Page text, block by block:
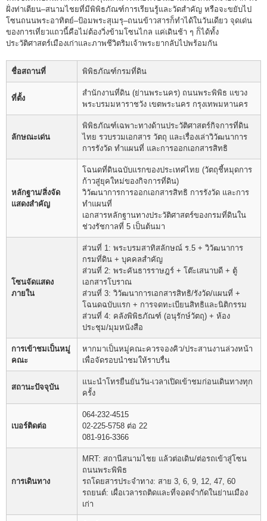
ฝั่งท่าเตียน–สนามไชยที่มีพิพิธภัณฑ์การเรียนรู้และวัดสำคัญ หรือจะขยับไป
โซนถนนพระอาทิตย์–ป้อมพระสุเมรุ–ถนนข้าวสารก็ทำได้ในวันเดียว จุดเด่น
ของการเที่ยวแถวนี้คือไม่ต้องวิ่งข้ามโซนไกล แค่เดินช้า ๆ ก็ได้ทั้ง
ประวัติศาสตร์เมืองเก่าและภาพชีวิตริมเจ้าพระยากลับไปพร้อมกัน
ชื่อสถานที่ พิพิธภัณฑ์กรมที่ดิน
ที่ตั้ง
สำนักงานที่ดิน (ย่านพระนคร) ถนนพระพิพิธ แขวง
พระบรมมหาราชวัง เขตพระนคร กรุงเทพมหานคร
ลักษณะเด่น
พิพิธภัณฑ์เฉพาะทางด้านประวัติศาสตร์กิจการที่ดิน
ไทย รวบรวมเอกสาร วัตถุ และเรื่องเล่าวิวัฒนาการ
การรังวัด ทำแผนที่ และการออกเอกสารสิทธิ
หลักฐาน/สิ่งจัด
แสดงสำคัญ
โฉนดที่ดินฉบับแรกของประเทศไทย (วัตถุชี้หมุดการ
ก้าวสู่ยุคใหม่ของกิจการที่ดิน)
วิวัฒนาการการออกเอกสารสิทธิ การรังวัด และการ
ทำแผนที่
เอกสารหลักฐานทางประวัติศาสตร์ของกรมที่ดินใน
ช่วงรัชกาลที่ 5 เป็นต้นมา
โซนจัดแสดง
ภายใน
ส่วนที่ 1: พระบรมสาทิสลักษณ์ ร.5 + วิวัฒนาการ
กรมที่ดิน + บุคคลสำคัญ
ส่วนที่ 2: พระคันธารราษฎร์ + โต๊ะเสนาบดี + ตู้
เอกสารโบราณ
ส่วนที่ 3: วิวัฒนาการเอกสารสิทธิ/รังวัด/แผนที่ +
โฉนดฉบับแรก + การจดทะเบียนสิทธิและนิติกรรม
ส่วนที่ 4: คลังพิพิธภัณฑ์ (อนุรักษ์วัตถุ) + ห้อง
ประชุม/มุมหนังสือ
การเข้าชมเป็นหมู่
คณะ
หากมาเป็นหมู่คณะควรจองคิว/ประสานงานล่วงหน้า
เพื่อจัดรอบนำชมให้ราบรื่น
สถานะปัจจุบัน
แนะนำโทรยืนยันวัน-เวลาเปิดเข้าชมก่อนเดินทางทุก
ครั้ง
เบอร์ติดต่อ
064-232-4515
02-225-5758 ต่อ 22
081-916-3366
การเดินทาง
MRT: สถานีสนามไชย แล้วต่อเดิน/ต่อรถเข้าสู่โซน
ถนนพระพิพิธ
รถโดยสารประจำทาง: สาย 3, 6, 9, 12, 47, 60
รถยนต์: เผื่อเวลารถติดและที่จอดจำกัดในย่านเมือง
เก่า